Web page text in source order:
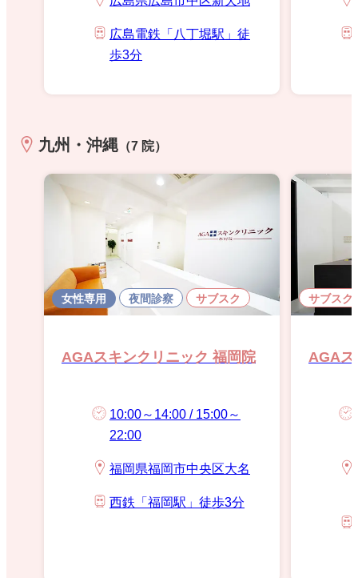
広島電鉄「八丁堀駅」徒
歩3分
九州・沖縄 （7 院）
女性専用 夜間診察 サブスク
AGAスキンクリニック 福岡院
10:00～14:00 / 15:00～
22:00
福岡県福岡市中央区大名
西鉄「福岡駅」徒歩3分
サブスク
AGAス